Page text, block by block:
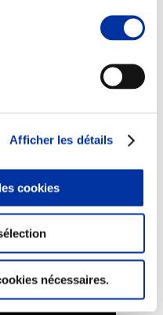
Afficher les détails
cookies
nécessaires.
et durable